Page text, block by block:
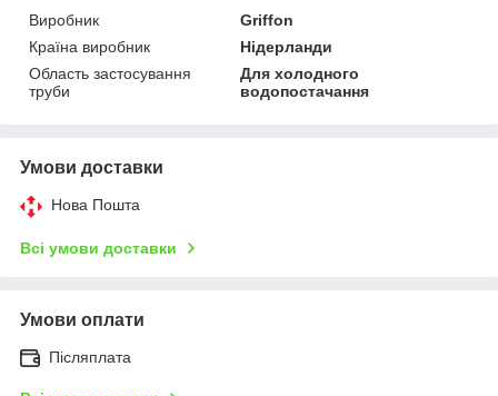
Виробник
Griffon
Країна виробник
Нідерланди
Область застосування
труби
Для холодного
водопостачання
Умови доставки
Нова Пошта
Всі умови доставки
Умови оплати
Післяплата